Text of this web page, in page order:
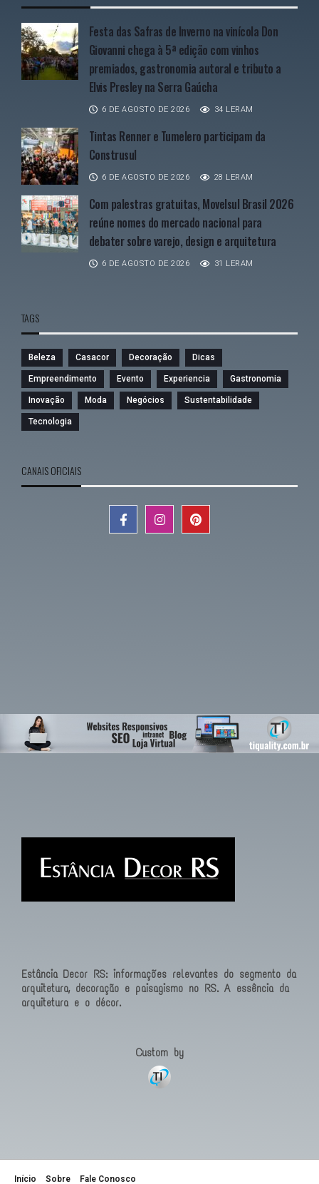
Festa das Safras de Inverno na vinícola Don
Giovanni chega à 5ª edição com vinhos
premiados, gastronomia autoral e tributo a
Elvis Presley na Serra Gaúcha
6 DE AGOSTO DE 2026 34 LERAM
Tintas Renner e Tumelero participam da
Construsul
6 DE AGOSTO DE 2026 28 LERAM
Com palestras gratuitas, Movelsul Brasil 2026
reúne nomes do mercado nacional para
debater sobre varejo, design e arquitetura
6 DE AGOSTO DE 2026 31 LERAM
TAGS
Beleza Casacor Decoração Dicas
Empreendimento Evento Experiencia Gastronomia
Inovação Moda Negócios Sustentabilidade
Tecnologia
CANAIS OFICIAIS
Estância Decor RS: informações relevantes do segmento da
arquitetura, decoração e paisagismo no RS. A essência da
arquitetura e o décor.
Custom by
Início Sobre Fale Conosco